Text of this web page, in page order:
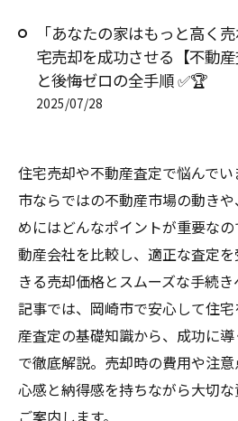
「あなたの家はもっと高く
宅売却を成功させる【不動
と後悔ゼロの全手順 ✅🏆
2025/07/28
住宅売却や不動産査定で悩んで
市ならではの不動産市場の動き
めにはどんなポイントが重要な
動産会社を比較し、適正な査定
きる売却価格とスムーズな手続
記事では、岡崎市で安心して住
産査定の基礎知識から、成功に
で徹底解説。売却時の費用や注
心感と納得感を持ちながら大切
ご案内します。